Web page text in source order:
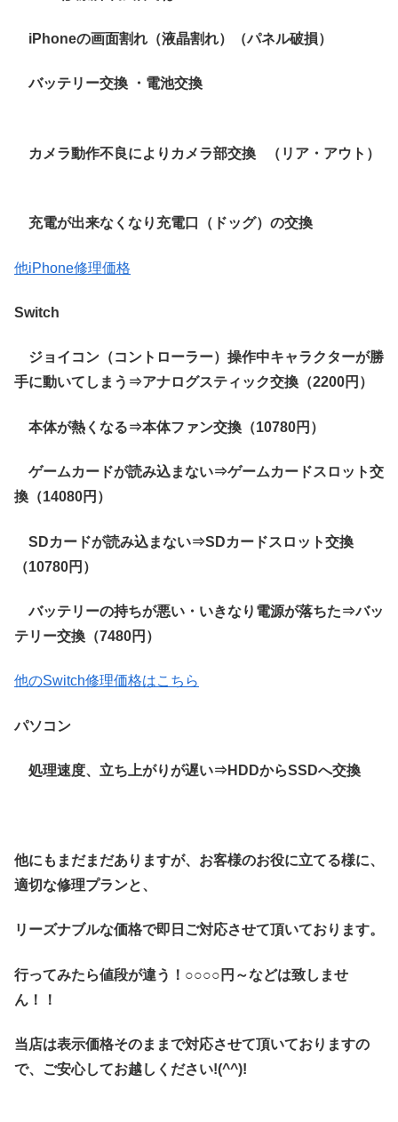
iPhoneの画面割れ（液晶割れ）（パネル破損）
バッテリー交換 ・電池交換
カメラ動作不良によりカメラ部交換 （リア・アウト）
充電が出来なくなり充電口（ドッグ）の交換
他iPhone修理価格
Switch
ジョイコン（コントローラー）操作中キャラクターが勝
手に動いてしまう⇒アナログスティック交換（2200円）
本体が熱くなる⇒本体ファン交換（10780円）
ゲームカードが読み込まない⇒ゲームカードスロット交
換（14080円）
SDカードが読み込まない⇒SDカードスロット交換
（10780円）
バッテリーの持ちが悪い・いきなり電源が落ちた⇒バッ
テリー交換（7480円）
他のSwitch修理価格はこちら
パソコン
処理速度、立ち上がりが遅い⇒HDDからSSDへ交換
他にもまだまだありますが、お客様のお役に立てる様に、
適切な修理プランと、
リーズナブルな価格で即日ご対応させて頂いております。
行ってみたら値段が違う！○○○○円～などは致しませ
ん！！
当店は表示価格そのままで対応させて頂いておりますの
で、ご安心してお越しください!(^^)!